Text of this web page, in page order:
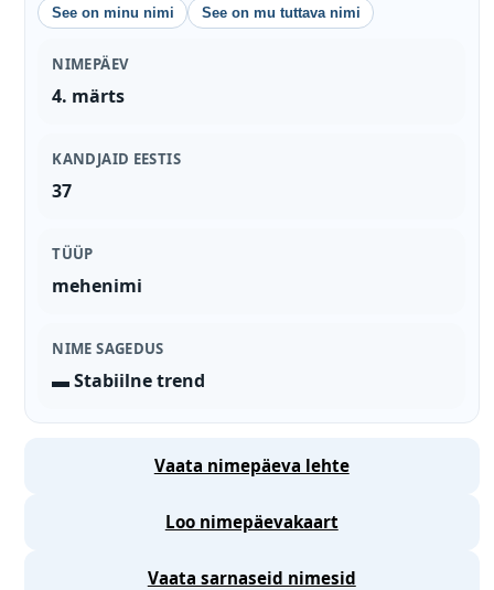
See on minu nimi See on mu tuttava nimi
NIMEPÄEV
4. märts
KANDJAID EESTIS
37
TÜÜP
mehenimi
NIME SAGEDUS
▬ Stabiilne trend
Vaata nimepäeva lehte
Loo nimepäevakaart
Vaata sarnaseid nimesid